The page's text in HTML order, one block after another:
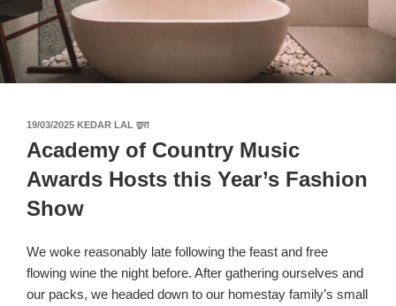
19/03/2025 पर
किया
गया
KEDAR LAL द्वारा
Academy of Country Music
Awards Hosts this Year’s Fashion
Show
We woke reasonably late following the feast and free
flowing wine the night before. After gathering ourselves and
our packs, we headed down to our homestay family’s small